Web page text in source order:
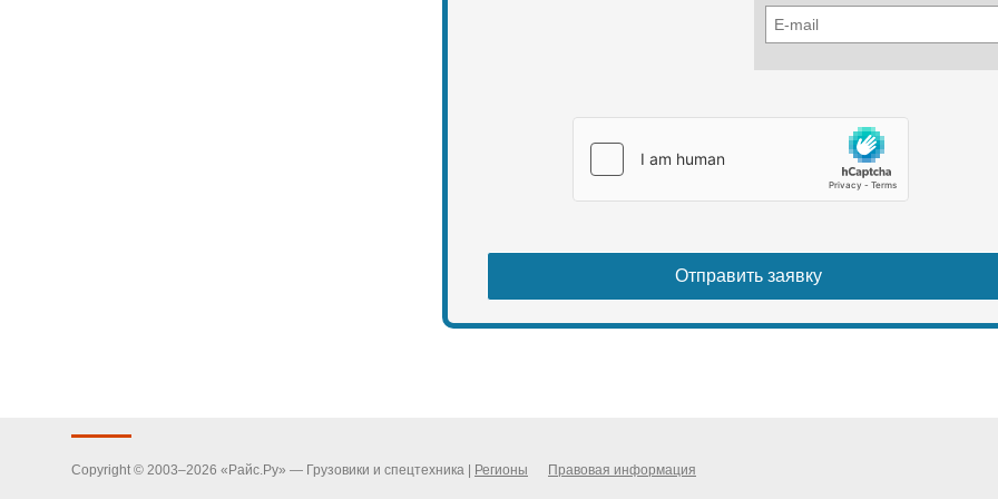
Copyright © 2003–2026 «Райс.Ру» — Грузовики и спецтехника | Регионы Правовая информация